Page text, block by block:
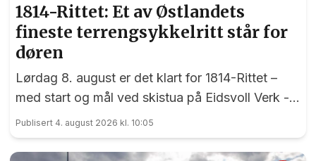
1814-Rittet: Et av Østlandets
fineste terrengsykkelritt står for
døren
Lørdag 8. august er det klart for 1814-Rittet –
med start og mål ved skistua på Eidsvoll Verk -
et ritt som har sine røtter tilbake til 1998.
Publisert 4. august 2026 kl. 10:05